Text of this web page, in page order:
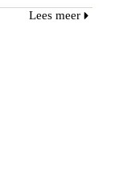
Lees meer